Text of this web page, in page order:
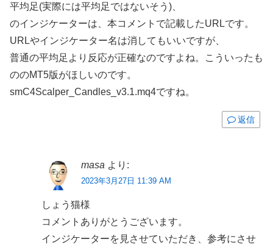
平均足(実際には平均足ではないそう)、
のインジケーターは、本コメントで記載したURLです。
URLやインジケーター名は消してもいいですが、
普通の平均足より反応が正確なのですよね。こういったも
ののMT5版がほしいのです。
smC4Scalper_Candles_v3.1.mq4ですね。
返信
masa より:
2023年3月27日 11:39 AM
しょう猫様
コメントありがとうございます。
インジケーターを見させていただき、参考にさせ